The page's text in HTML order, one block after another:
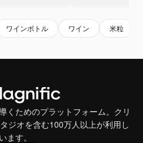
ワインボトル ワイン 米粒
くためのプラットフォーム。クリ
ジオを含む100万人以上が利用し
ます。